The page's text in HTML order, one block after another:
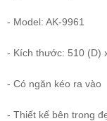
- Model: AK-9961
- Kích thước: 510 (D)
- Có ngăn kéo ra vào
- Thiết kế bên trong